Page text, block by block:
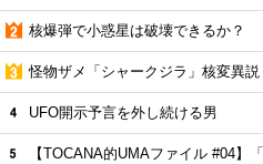
核爆弾で小惑星は破壊できるか？
怪物ザメ「シャークジラ」核変異説
UFO開示予言を外し続ける男
【TOCANA的UMAファイル #04】